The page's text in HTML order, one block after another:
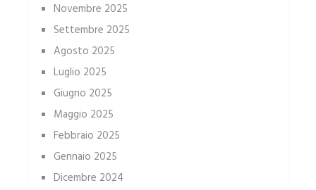
Novembre 2025
Settembre 2025
Agosto 2025
Luglio 2025
Giugno 2025
Maggio 2025
Febbraio 2025
Gennaio 2025
Dicembre 2024